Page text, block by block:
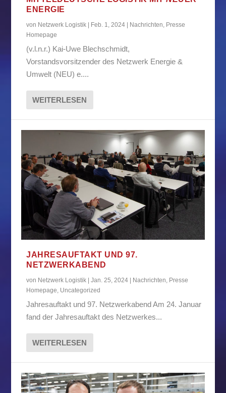
ENERGIE
von Netzwerk Logistik | Feb. 1, 2024 | Nachrichten Presse
Homepage
(v.l.n.r.) Kai-Uwe Blechschmidt,
Vorstandsvorsitzender des Netzwerk Energie &
Umwelt (NEU) e....
WEITERLESEN
JAHRESAUFTAKT UND 97.
NETZWERKABEND
von Netzwerk Logistik |Jan. 25, 2024 Nachrichten, Presse
Homepage, Uncategorized
Jahresauftakt und 97. Netzwerkabend Am 24. Januar
fand der Jahresauftakt des Netzwerkes...
WEITERLESEN